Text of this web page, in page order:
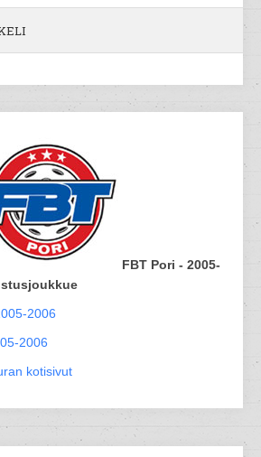
FBT Pori - 2005-
2006
2006
kotisivut